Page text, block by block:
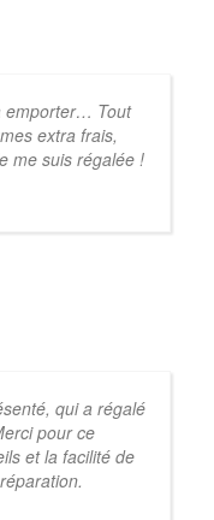
emporter… Tout
extra frais,
me suis régalée !
qui a régalé
pour ce
et la facilité de